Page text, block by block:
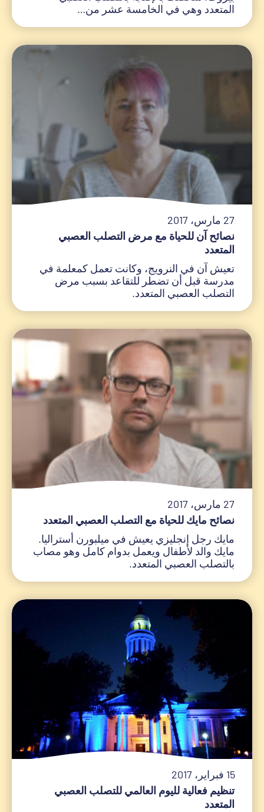
المتعدد وهي في الخامسة عشر من…
نصائح آن للحياة مع مرض التصلب العصبي
المتعدد
27 مارس، 2017
تعيش آن في النرويج، وكانت تعمل كمعلمة في
مدرسة قبل أن تضطر للتقاعد بسبب مرض
التصلب العصبي المتعدد.
نصائح مايك للحياة مع التصلب العصبي المتعدد
27 مارس، 2017
مايك رجل إنجليزي يعيش في ميلبورن أستراليا.
مايك والد لأطفال ويعمل بدوام كامل وهو مصاب
بالتصلب العصبي المتعدد.
تنظيم فعالية لليوم العالمي للتصلب العصبي
المتعدد
15 فبراير، 2017